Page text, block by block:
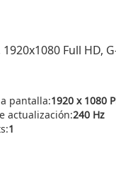
Full HD,
pantalla:1920 x 1080
actualización:240 Hz
1